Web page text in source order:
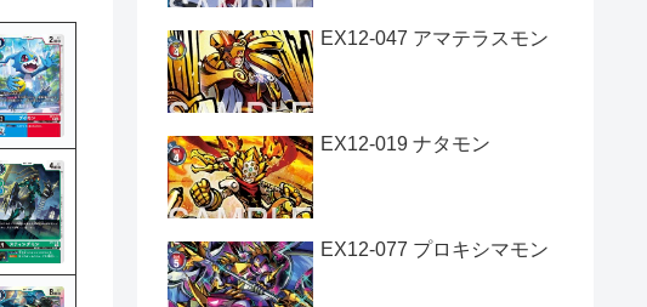
EX12-047 アマテラスモン
EX12-019 ナタモン
EX12-077 プロキシマモン